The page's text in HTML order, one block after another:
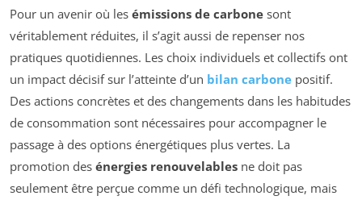
Pour un avenir où les émissions de carbone sont
véritablement réduites, il s’agit aussi de repenser nos
pratiques quotidiennes. Les choix individuels et collectifs ont
un impact décisif sur l’atteinte d’un bilan carbone positif.
Des actions concrètes et des changements dans les habitudes
de consommation sont nécessaires pour accompagner le
passage à des options énergétiques plus vertes. La
promotion des énergies renouvelables ne doit pas
seulement être perçue comme un défi technologique, mais